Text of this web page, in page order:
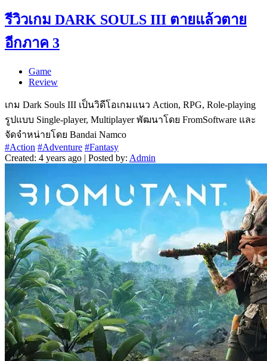
รีวิวเกม DARK SOULS III ตายแล้วตาย
อีกภาค 3
Game
Review
เกม Dark Souls III เป็นวิดีโอเกมแนว Action, RPG, Role-playing
รูปแบบ Single-player, Multiplayer พัฒนาโดย FromSoftware และ
จัดจำหน่ายโดย Bandai Namco
#Action #Adventure #Fantasy
Created: 4 years ago | Posted by: Admin